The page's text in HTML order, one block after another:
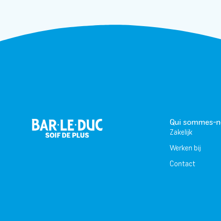
Qui sommes-
Zakelijk
Werken bij
Contact